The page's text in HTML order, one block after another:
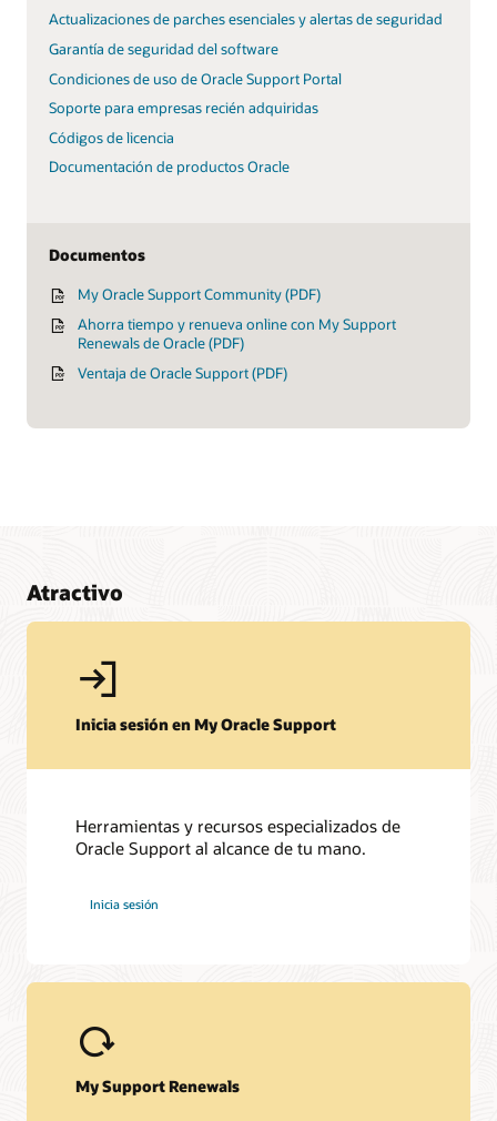
Actualizaciones de parches esenciales y alertas de seguridad
Garantía de seguridad del software
Condiciones de uso de Oracle Support Portal
Soporte para empresas recién adquiridas
Códigos de licencia
Documentación de productos Oracle
Documentos
My Oracle Support Community (PDF)
Ahorra tiempo y renueva online con My Support
Renewals de Oracle (PDF)
Ventaja de Oracle Support (PDF)
Oracle Premier Support for Systems
Códigos de licencia
Garantía de seguridad del software
My Oracle Support Community (PDF)
Atractivo
Inicia sesión en My Oracle Support
Herramientas y recursos especializados de
Oracle Support al alcance de tu mano.
Inicia sesión
My Support Renewals